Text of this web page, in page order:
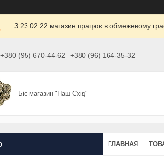
З 23.02.22 магазин працює в обмеженому
+380 (95) 670-44-62 +380 (96) 164-35-32
Біо-магазин "Наш Схід"
ГЛАВНАЯ